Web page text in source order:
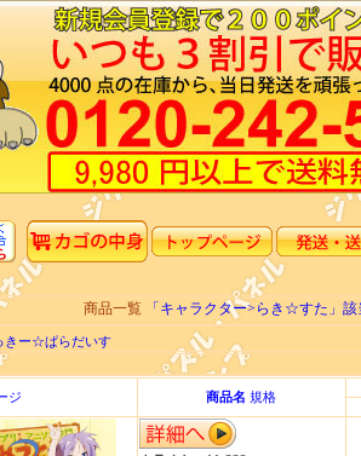
商品一覧 「キャラクター>らき☆すた」
きー☆ぱらだいす
ジ 商品名 規格